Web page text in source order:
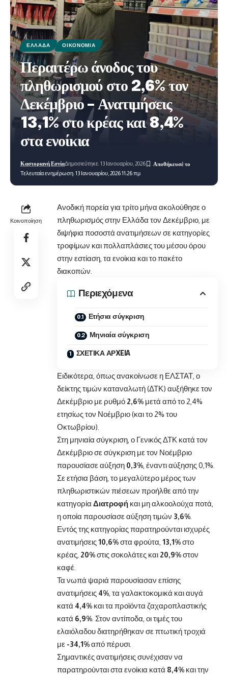
ΕΛΛΆΔΑ ΟΙΚΟΝΟΜΊΑ
Περαιτέρω άνοδος του
πληθωρισμού στο 2,6% τον
Δεκέμβριο – Ανατιμήσεις
13,1% στο κρέας και 8,4%
στα ενοίκια
Τελευταία ενημέρωση: 13 Ιανουαρίου, 2026 11:26 πμ
Καστοριανή ΕστίαΔημοσιεύτηκε: 13 Ιανουαρίου, 2026
Κοινοποίηση
Ανοδική πορεία για τρίτο μήνα ακολούθησε ο
πληθωρισμός στην Ελλάδα τον Δεκέμβριο, με
διψήφια ποσοστά ανατιμήσεων σε κατηγορίες
τροφίμων και πολλαπλάσιες του μέσου όρου
στην εστίαση, τα ενοίκια και το πακέτο
διακοπών.
Περιεχόμενα
Ετήσια σύγκριση
Μηνιαία σύγκριση
ΣΧΕΤΙΚΑ ΑΡXEIA
Ειδικότερα, όπως ανακοίνωσε η ΕΛΣΤΑΤ, ο
δείκτης τιμών καταναλωτή (ΔΤΚ) αυξήθηκε τον
Δεκέμβριο με ρυθμό 2,6% μετά από το 2,4%
ετησίως τον Νοέμβριο (και το 2% του
Οκτωβρίου).
Στη μηνιαία σύγκριση, ο Γενικός ΔΤΚ κατά τον
Δεκέμβριο σε σύγκριση με τον Νοέμβριο
παρουσίασε αύξηση 0,3% , έναντι αύξησης 0,1%.
Σε ετήσια βάση, το μεγαλύτερο μέρος των
πληθωριστικών πιέσεων προήλθε από την
κατηγορία Διατροφή και μη αλκοολούχα ποτά,
η οποία παρουσίασε αύξηση τιμών 3,6%
Εντός της κατηγορίας παρατηρούνται ισχυρές
ανατιμήσεις10,6%στα φρούτα, 13,1%στο
κρέας, 20%στις σοκολάτες και 20,9%στον
καφέ.
Τα νωπά ψαριά παρουσίασαν επίσης
ανατιμήσεις 4% , τα γαλακτοκομικά και αυγά
κατά 4,4% και τα προϊόντα ζαχαροπλαστικής
κατά 6,9% . Στον αντίποδα, οι τιμές του
ελαιόλαδου διατηρήθηκαν σε πτωτική τροχιά
με -34,1%από πέρυσι.
Σημαντικές ανατιμήσεις συνέχισαν να
παρατηρούνται στα ενοίκια κατά 8,4% και την